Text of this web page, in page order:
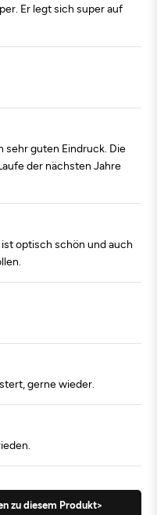
Er legt sich super auf
sehr guten Eindruck. Die
der nächsten Jahre
optisch schön und auch
gerne wieder.
zu diesem Produkt>